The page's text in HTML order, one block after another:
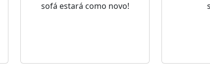
sofá estará como novo!